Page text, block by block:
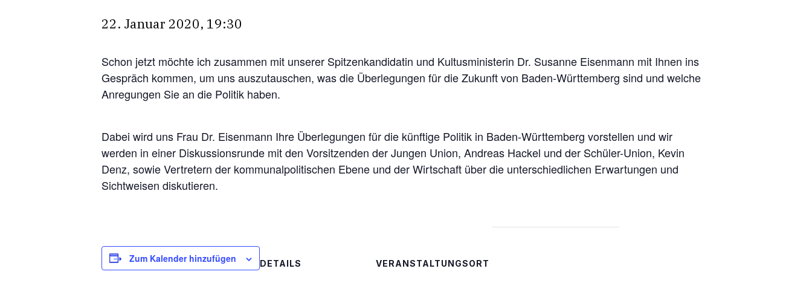
22. Januar 2020, 19:30
Schon jetzt möchte ich zusammen mit unserer Spitzenkandidatin und Kultusministerin Dr. Susanne Eisenmann mit Ihnen ins
Gespräch kommen, um uns auszutauschen, was die Überlegungen für die Zukunft von Baden-Württemberg sind und welche
Anregungen Sie an die Politik haben.
Dabei wird uns Frau Dr. Eisenmann Ihre Überlegungen für die künftige Politik in Baden-Württemberg vorstellen und wir
werden in einer Diskussionsrunde mit den Vorsitzenden der Jungen Union, Andreas Hackel und der Schüler-Union, Kevin
Denz, sowie Vertretern der kommunalpolitischen Ebene und der Wirtschaft über die unterschiedlichen Erwartungen und
Sichtweisen diskutieren.
Zum Kalender hinzufügen DETAILS VERANSTALTUNGSORT